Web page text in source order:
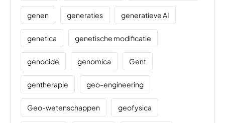
genen generaties generatieve AI
genetica genetische modificatie
genocide genomica Gent
gentherapie geo-engineering
Geo-wetenschappen geofysica